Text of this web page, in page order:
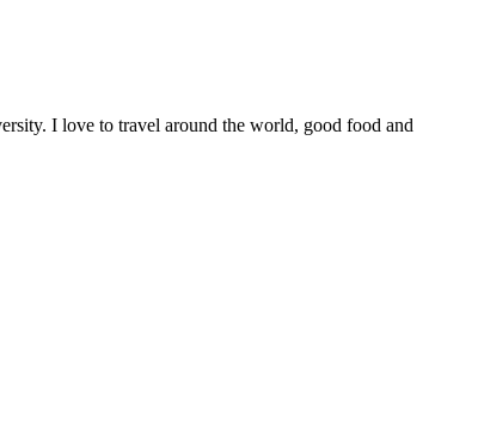
I love to travel around the world, good food and